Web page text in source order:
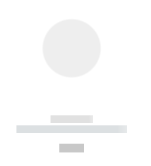
------------
----------- ----------- --------